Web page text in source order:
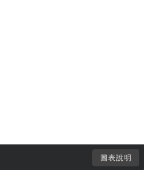
圖表說明